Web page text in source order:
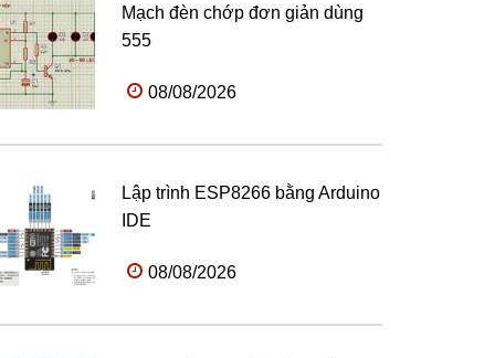
Mạch đèn chớp đơn giản dùng
555
08/08/2026
Lập trình ESP8266 bằng Arduino
IDE
08/08/2026